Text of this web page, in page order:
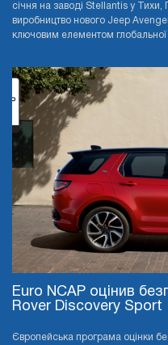
січня на заводі Stellantis у
виробництво нового Jeep
ключовим елементом глобальної
Euro NCAP оцінив
Rover Discovery Sport
Європейська програма оцінки